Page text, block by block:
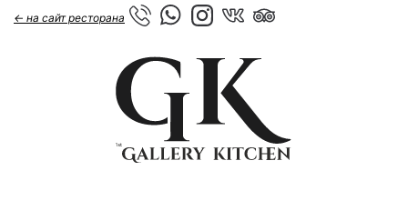
← на сайт ресторана